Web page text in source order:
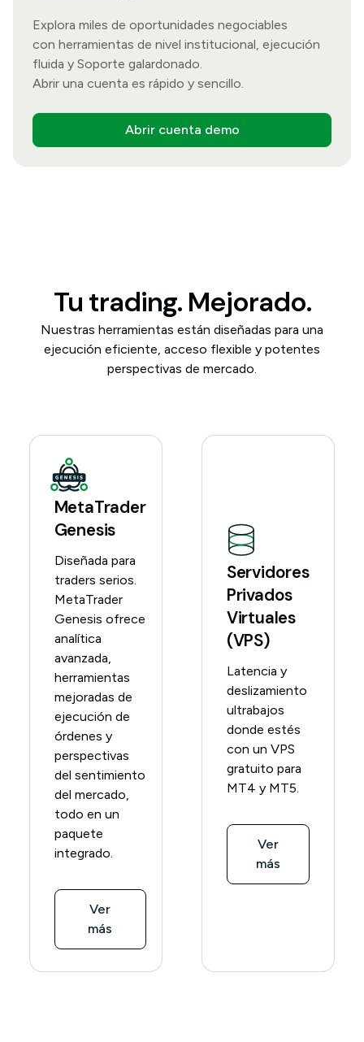
Explora miles de oportunidades negociables
con herramientas de nivel institucional, ejecución
fluida y Soporte galardonado.
Abrir una cuenta es rápido y sencillo.
Abrir cuenta demo
Tu trading. Mejorado.
Nuestras herramientas están diseñadas para una
ejecución eficiente, acceso flexible y potentes
perspectivas de mercado.
MetaTrader
Genesis
Diseñada para
traders serios.
MetaTrader
Genesis ofrece
analítica
avanzada,
herramientas
mejoradas de
ejecución de
órdenes y
perspectivas
del sentimiento
del mercado,
todo en un
paquete
integrado.
Ver
más
Servidores
Privados
Virtuales
(VPS)
Latencia y
deslizamiento
ultrabajos
donde estés
con un VPS
gratuito para
MT4 y MT5.
Ver
más